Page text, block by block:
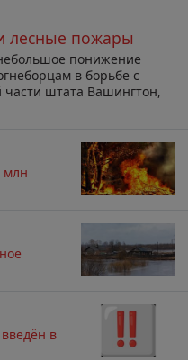
лесные пожары
понижение
в борьбе с
штата Вашингтон,
млн
в